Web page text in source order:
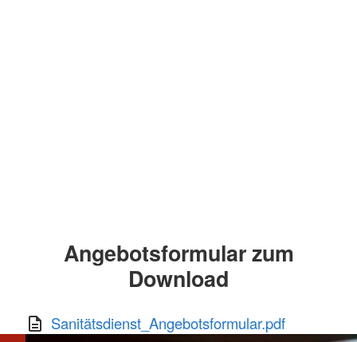
Angebotsformular zum
Download
Sanitätsdienst_Angebotsformular.pdf